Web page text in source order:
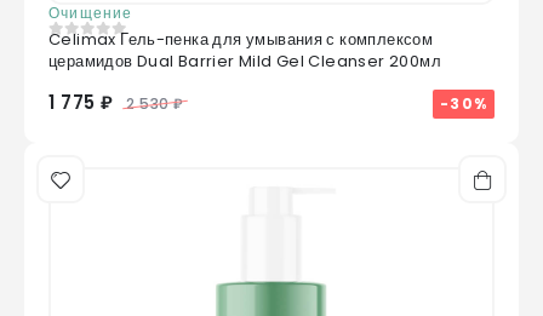
Очищение
0из 5
Celimax Гель-пенка для умывания с комплексом
церамидов Dual Barrier Mild Gel Cleanser 200мл
1 775 ₽ 2 530 ₽ -30%